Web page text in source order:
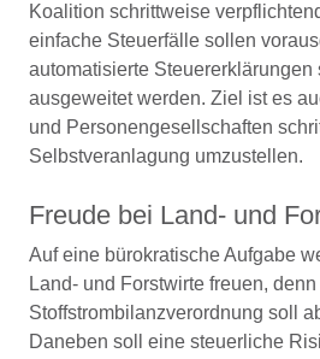
Koalition schrittweise
einfache Steuerfälle sollen
automatisierte Steuererklärungen
ausgeweitet werden. Ziel ist es
und Personengesellschaften
Selbstveranlagung umzustellen.
Freude bei Land- und
Auf eine bürokratische Aufgabe
Land- und Forstwirte freuen,
Stoffstrombilanzverordnung soll
Daneben soll eine steuerliche